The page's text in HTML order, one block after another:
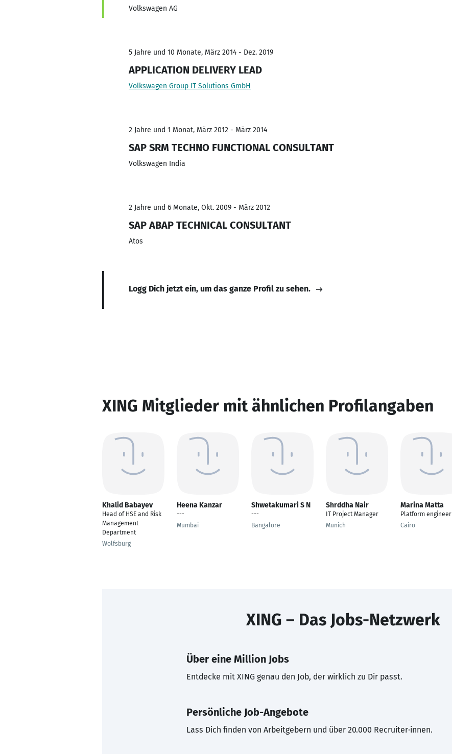
Volkswagen AG
5 Jahre und 10 Monate, März 2014 - Dez. 2019
APPLICATION DELIVERY LEAD
Volkswagen Group IT Solutions GmbH
2 Jahre und 1 Monat, März 2012 - März 2014
SAP SRM TECHNO FUNCTIONAL CONSULTANT
Volkswagen India
2 Jahre und 6 Monate, Okt. 2009 - März 2012
SAP ABAP TECHNICAL CONSULTANT
Atos
Logg Dich jetzt ein, um das ganze Profil zu sehen.
XING Mitglieder mit ähnlichen Profilangaben
Khalid Babayev
Head of HSE and Risk
Management
Department
Wolfsburg
Heena Kanzar
---
Mumbai
Shwetakumari S N
---
Bangalore
Shrddha Nair
IT Project Manager
Munich
Marina Matta
Platform engineer
Cairo
XING – Das Jobs-Netzwerk
Über eine Million Jobs
Entdecke mit XING genau den Job, der wirklich zu Dir passt.
Persönliche Job-Angebote
Lass Dich finden von Arbeitgebern und über 20.000 Recruiter·innen.